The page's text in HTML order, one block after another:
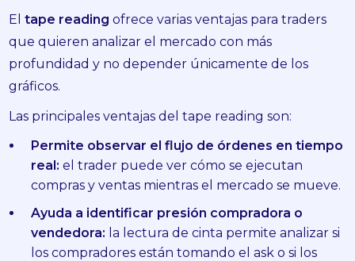
Eltape reading ofrece varias ventajas para traders
que quieren analizar el mercado con más
profundidad y no depender únicamente de los
gráficos.
Las principales ventajas del tape reading son:
Permite observar el flujo de órdenes en tiempo
real: el trader puede ver cómo se ejecutan
compras y ventas mientras el mercado se mueve.
Ayuda a identificar presión compradora o
vendedora: la lectura de cinta permite analizar si
los compradores están tomando el ask o si los